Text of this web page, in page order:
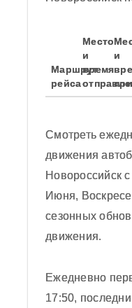
Маршрут
рейса
Место
и
время
и
Смотреть
движения
Новороссийск
Июня,
сезонных
движения.
Ежедневно
17:50,